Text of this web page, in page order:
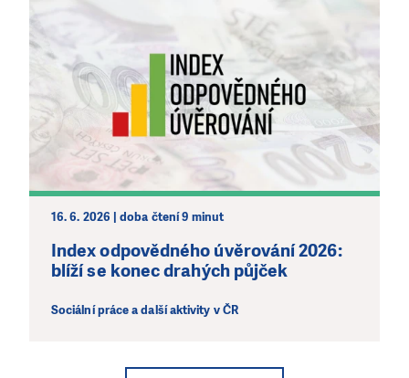
16. 6. 2026 | doba čtení 9 minut
Index odpovědného úvěrování 2026:
blíží se konec drahých půjček
Sociální práce a další aktivity v ČR